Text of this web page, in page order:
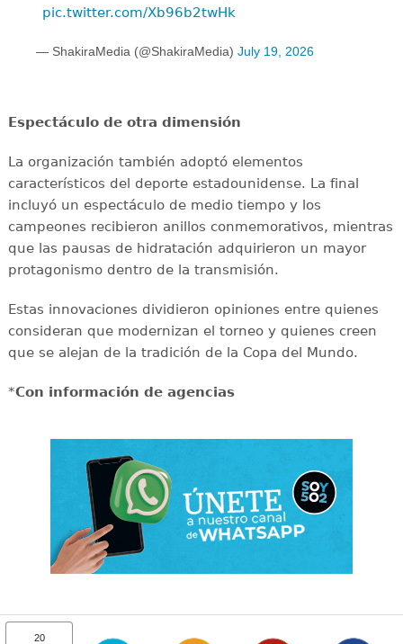
pic.twitter.com/Xb96b2twHk
— ShakiraMedia (@ShakiraMedia) July 19, 2026
Espectáculo de otra dimensión
La organización también adoptó elementos
característicos del deporte estadounidense. La final
incluyó un espectáculo de medio tiempo y los
campeones recibieron anillos conmemorativos, mientras
que las pausas de hidratación adquirieron un mayor
protagonismo dentro de la transmisión.
Estas innovaciones dividieron opiniones entre quienes
consideran que modernizan el torneo y quienes creen
que se alejan de la tradición de la Copa del Mundo.
*Con información de agencias
20